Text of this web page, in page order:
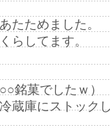
たためました。
らしてます。
銘菓でしたｗ）
蔵庫にストック